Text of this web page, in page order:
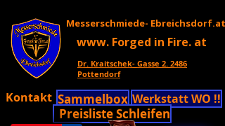
Messerschmiede- Ebreichsdorf.at
www. Forged in Fire. at
Dr. Kraitschek- Gasse 2. 2486
Pottendorf
Kontakt Sammelbox Werkstatt WO !!
Preisliste Schleifen